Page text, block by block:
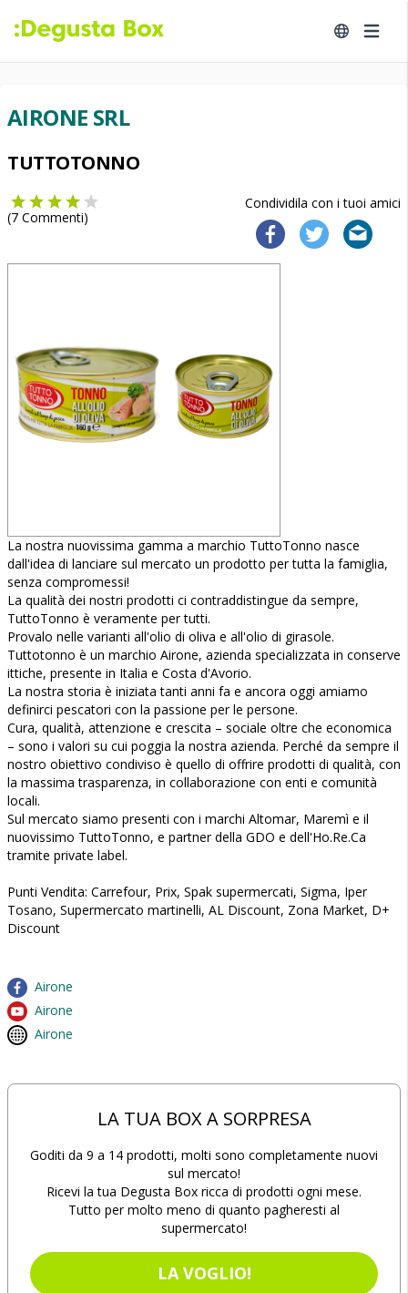
AIRONE SRL
TUTTOTONNO
Condividila con i tuoi amici
(7 Commenti)
La nostra nuovissima gamma a marchio TuttoTonno nasce
dall'idea di lanciare sul mercato un prodotto per tutta la famiglia,
senza compromessi!
La qualità dei nostri prodotti ci contraddistingue da sempre,
TuttoTonno è veramente per tutti.
Provalo nelle varianti all'olio di oliva e all'olio di girasole.
Tuttotonno è un marchio Airone, azienda specializzata in conserve
ittiche, presente in Italia e Costa d'Avorio.
La nostra storia è iniziata tanti anni fa e ancora oggi amiamo
definirci pescatori con la passione per le persone.
Cura, qualità, attenzione e crescita – sociale oltre che economica
– sono i valori su cui poggia la nostra azienda. Perché da sempre il
nostro obiettivo condiviso è quello di offrire prodotti di qualità, con
la massima trasparenza, in collaborazione con enti e comunità
locali.
Sul mercato siamo presenti con i marchi Altomar, Maremì e il
nuovissimo TuttoTonno, e partner della GDO e dell'Ho.Re.Ca
tramite private label.
Punti Vendita: Carrefour, Prix, Spak supermercati, Sigma, Iper
Tosano, Supermercato martinelli, AL Discount, Zona Market, D+
Discount
Airone
Airone
Airone
LA TUA BOX A SORPRESA
Goditi da 9 a 14 prodotti, molti sono completamente nuovi
sul mercato!
Ricevi la tua Degusta Box ricca di prodotti ogni mese.
Tutto per molto meno di quanto pagheresti al
supermercato!
LA VOGLIO!